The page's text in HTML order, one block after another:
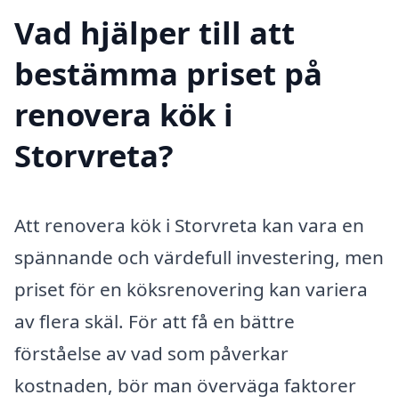
Vad hjälper till att
bestämma priset på
renovera kök i
Storvreta?
Att renovera kök i Storvreta kan vara en
spännande och värdefull investering, men
priset för en köksrenovering kan variera
av flera skäl. För att få en bättre
förståelse av vad som påverkar
kostnaden, bör man överväga faktorer